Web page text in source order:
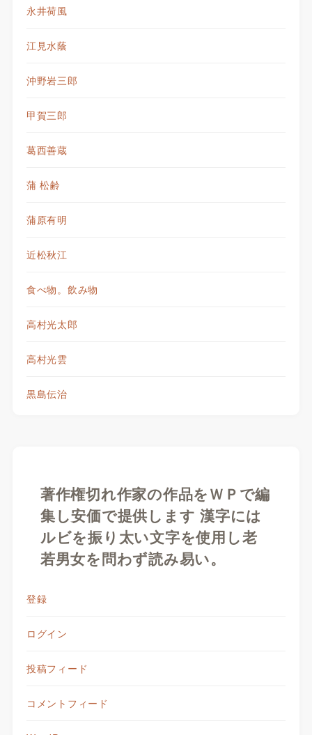
永井荷風
江見水蔭
沖野岩三郎
甲賀三郎
葛西善蔵
蒲 松齢
蒲原有明
近松秋江
食べ物。飲み物
高村光太郎
高村光雲
黒島伝治
著作権切れ作家の作品をＷＰで編
集し安価で提供します 漢字には
ルビを振り太い文字を使用し老
若男女を問わず読み易い。
登録
ログイン
投稿フィード
コメントフィード